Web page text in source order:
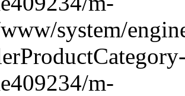
system/
m-